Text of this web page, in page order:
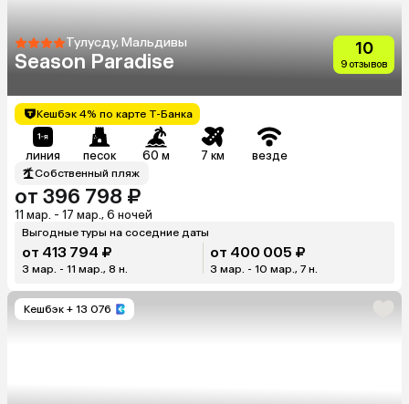
Тулусду, Мальдивы
Season Paradise
10
9 отзывов
Кешбэк 4% по карте Т-Банка
линия песок 60 м 7 км везде
Собственный пляж
от 396 798 ₽
11 мар. - 17 мар., 6 ночей
Выгодные туры на соседние даты
от 413 794 ₽
3 мар. - 11 мар., 8 н.
от 400 005 ₽
3 мар. - 10 мар., 7 н.
Кешбэк + 13 076